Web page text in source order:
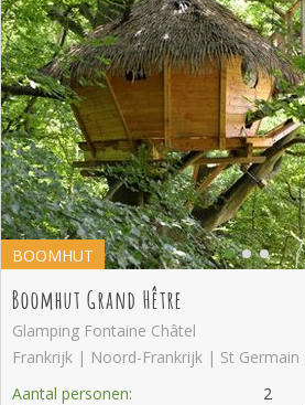
BOOMHUT
Boomhut Grand Hêtre
Glamping Fontaine Châtel
Frankrijk | Noord-Frankrijk | St Germain
Aantal personen:
2